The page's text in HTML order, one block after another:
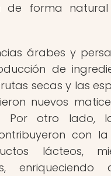
de forma
árabes y
de
secas y las
nuevos
Por otro lado,
con
lácteos,